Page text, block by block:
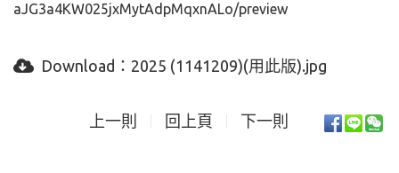
aJG3a4KW025jxMytAdpMqxnALo/preview
Download： 2025 (1141209)(用此版).jpg
上一則 回上頁 下一則